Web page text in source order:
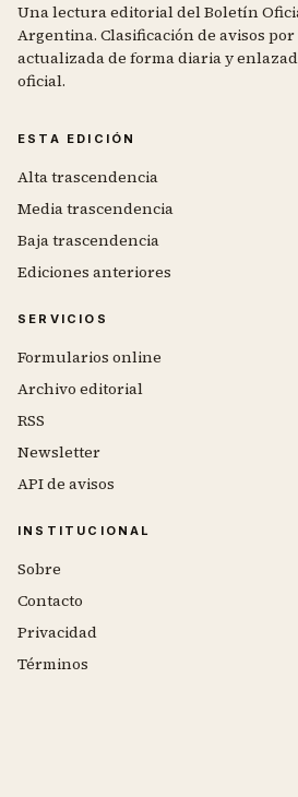
Una lectura editorial del Boletín
Argentina. Clasificación de avisos
actualizada de forma diaria y
oficial.
ESTA EDICIÓN
Alta trascendencia
Media trascendencia
Baja trascendencia
Ediciones anteriores
SERVICIOS
Formularios online
Archivo editorial
RSS
Newsletter
API de avisos
INSTITUCIONAL
Sobre
Contacto
Privacidad
Términos